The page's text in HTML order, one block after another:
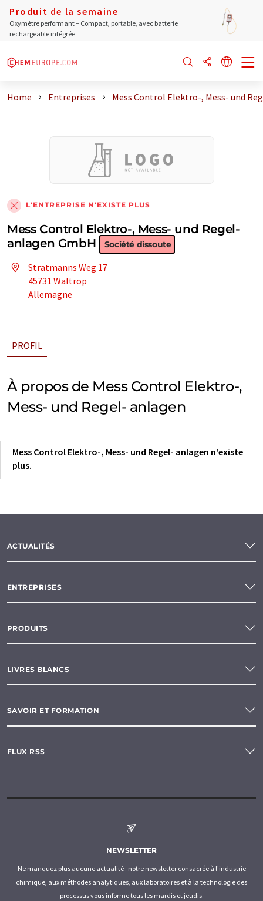
Produit de la semaine
Oxymètre performant – Compact, portable, avec batterie
rechargeable intégrée
Home Entreprises Mess Control Elektro-, Mess- und
L'ENTREPRISE N'EXISTE PLUS
Mess Control Elektro-, Mess- und Regel-
anlagen GmbH
Société dissoute
Stratmanns Weg 17
45731 Waltrop
Allemagne
PROFIL
À propos de Mess Control Elektro-,
Mess- und Regel- anlagen
Mess Control Elektro-, Mess- und Regel- anlagen n'existe
plus.
ACTUALITÉS
ENTREPRISES
PRODUITS
LIVRES BLANCS
SAVOIR ET FORMATION
FLUX RSS
NEWSLETTER
Ne manquez plus aucune actualité : notre newsletter consacrée à l'industrie
chimique, aux méthodes analytiques, aux laboratoires et à la technologie des
processus vous informe tous les mardis et jeudis.